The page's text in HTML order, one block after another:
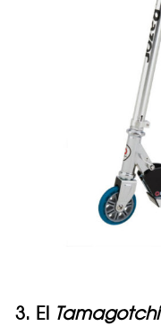
3. El Tamagotchi